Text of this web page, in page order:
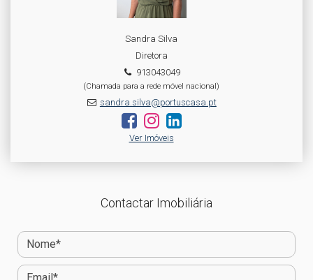
Sandra Silva
Diretora
913043049
(Chamada para a rede móvel nacional)
sandra.silva@portuscasa.pt
Ver Imóveis
Contactar Imobiliária